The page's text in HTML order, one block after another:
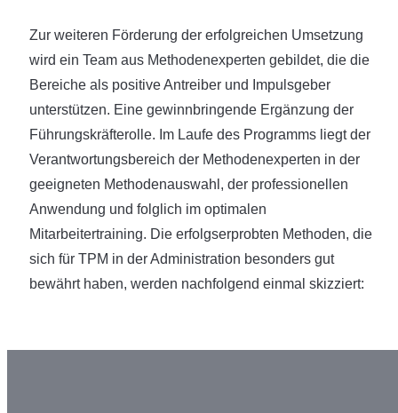
Zur weiteren Förderung der erfolgreichen Umsetzung
wird ein Team aus Methodenexperten gebildet, die die
Bereiche als positive Antreiber und Impulsgeber
unterstützen. Eine gewinnbringende Ergänzung der
Führungskräfterolle. Im Laufe des Programms liegt der
Verantwortungsbereich der Methodenexperten in der
geeigneten Methodenauswahl, der professionellen
Anwendung und folglich im optimalen
Mitarbeitertraining. Die erfolgserprobten Methoden, die
sich für TPM in der Administration besonders gut
bewährt haben, werden nachfolgend einmal skizziert: